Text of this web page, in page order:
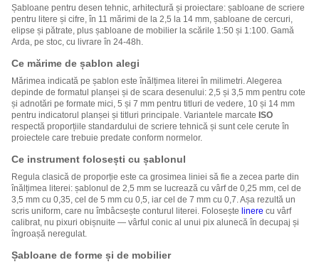
Șabloane pentru desen tehnic, arhitectură și proiectare: șabloane de scriere
pentru litere și cifre, în 11 mărimi de la 2,5 la 14 mm, șabloane de cercuri,
elipse și pătrate, plus șabloane de mobilier la scările 1:50 și 1:100. Gamă
Arda, pe stoc, cu livrare în 24-48h.
Ce mărime de șablon alegi
Mărimea indicată pe șablon este înălțimea literei în milimetri. Alegerea
depinde de formatul planșei și de scara desenului: 2,5 și 3,5 mm pentru cote
și adnotări pe formate mici, 5 și 7 mm pentru titluri de vedere, 10 și 14 mm
pentru indicatorul planșei și titluri principale. Variantele marcate ISO
respectă proporțiile standardului de scriere tehnică și sunt cele cerute în
proiectele care trebuie predate conform normelor.
Ce instrument folosești cu șablonul
Regula clasică de proporție este ca grosimea liniei să fie a zecea parte din
înălțimea literei: șablonul de 2,5 mm se lucrează cu vârf de 0,25 mm, cel de
3,5 mm cu 0,35, cel de 5 mm cu 0,5, iar cel de 7 mm cu 0,7. Așa rezultă un
scris uniform, care nu îmbâcsește conturul literei. Folosește linere cu vârf
calibrat, nu pixuri obișnuite — vârful conic al unui pix alunecă în decupaj și
îngroașă neregulat.
Șabloane de forme și de mobilier